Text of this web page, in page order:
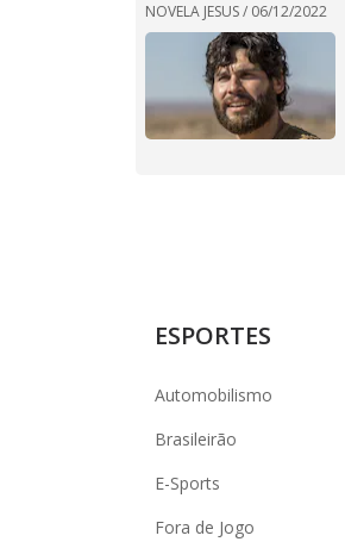
NOVELA JESUS / 06/12/2022
ESPORTES
Automobilismo
Brasileirão
E-Sports
Fora de Jogo